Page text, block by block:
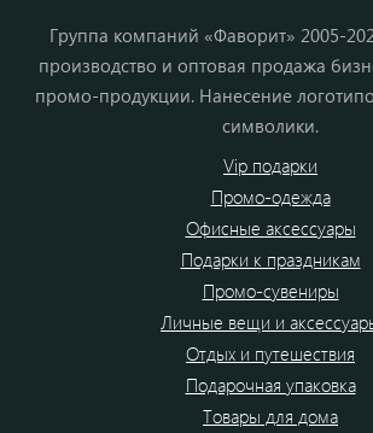
Группа компаний «Фаворит» 2005-
производство и оптовая продажа
промо-продукции. Нанесение
символики.
Vip подарки
Промо-одежда
Офисные аксессуары
Подарки к праздникам
Промо-сувениры
Личные вещи и
Отдых и путешествия
Подарочная упаковка
Товары для дома